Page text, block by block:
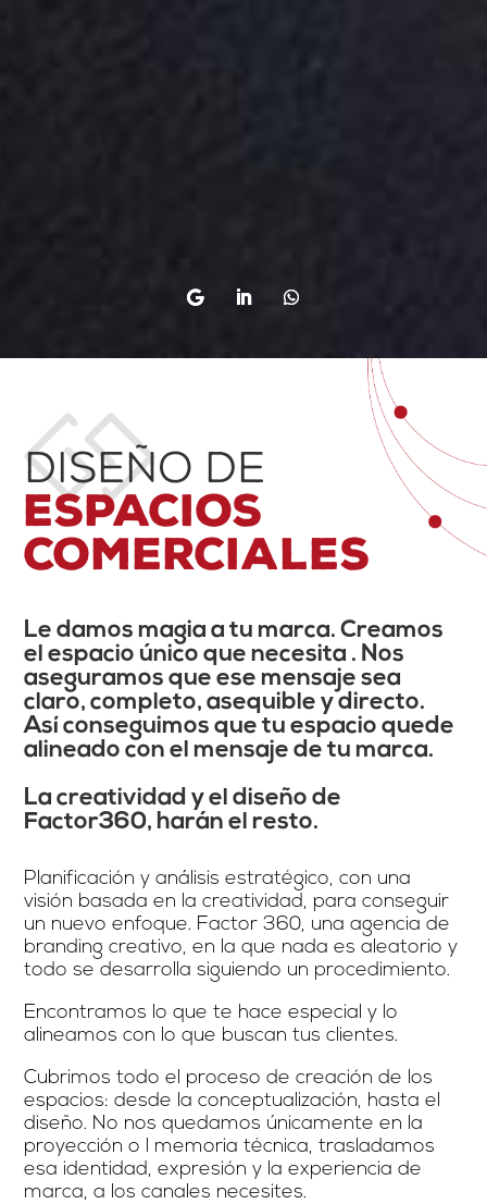
Diseño de
Espacios
Comerciales
Le damos magia a tu marca. Creamos
el espacio único que necesita . Nos
aseguramos que ese mensaje sea
claro, completo, asequible y directo.
Así conseguimos que tu espacio quede
alineado con el mensaje de tu marca.
La creatividad y el diseño de
Factor360, harán el resto.
Planificación y análisis estratégico, con una
visión basada en la creatividad, para conseguir
un nuevo enfoque. Factor 360, una agencia de
branding creativo, en la que nada es aleatorio y
todo se desarrolla siguiendo un procedimiento.
Encontramos lo que te hace especial y lo
alineamos con lo que buscan tus clientes.
Cubrimos todo el proceso de creación de los
espacios: desde la conceptualización, hasta el
diseño. No nos quedamos únicamente en la
proyección o l memoria técnica, trasladamos
esa identidad, expresión y la experiencia de
marca, a los canales necesites.